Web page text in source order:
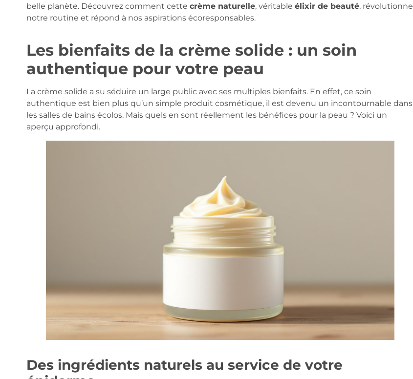
belle planète. Découvrez comment cette crème naturelle, véritable élixir de beauté, révolutionne
notre routine et répond à nos aspirations écoresponsables.
Les bienfaits de la crème solide : un soin
authentique pour votre peau
La crème solide a su séduire un large public avec ses multiples bienfaits. En effet, ce soin
authentique est bien plus qu’un simple produit cosmétique, il est devenu un incontournable dans
les salles de bains écolos. Mais quels en sont réellement les bénéfices pour la peau ? Voici un
aperçu approfondi.
Des ingrédients naturels au service de votre